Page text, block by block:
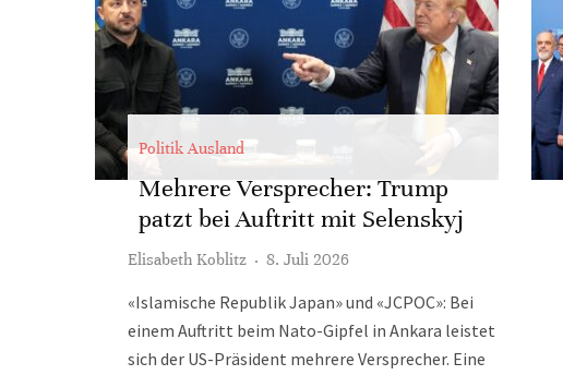
Politik Ausland
Mehrere Versprecher: Trump
patzt bei Auftritt mit Selenskyj
Elisabeth Koblitz · 8. Juli 2026
«Islamische Republik Japan» und «JCPOC»: Bei
einem Auftritt beim Nato-Gipfel in Ankara leistet
sich der US-Präsident mehrere Versprecher. Eine